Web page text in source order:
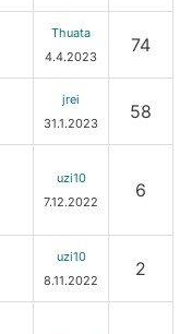
Thuata
4.4.2023
74
jrei
31.1.2023
58
uzi10
7.12.2022
6
uzi10
8.11.2022
2